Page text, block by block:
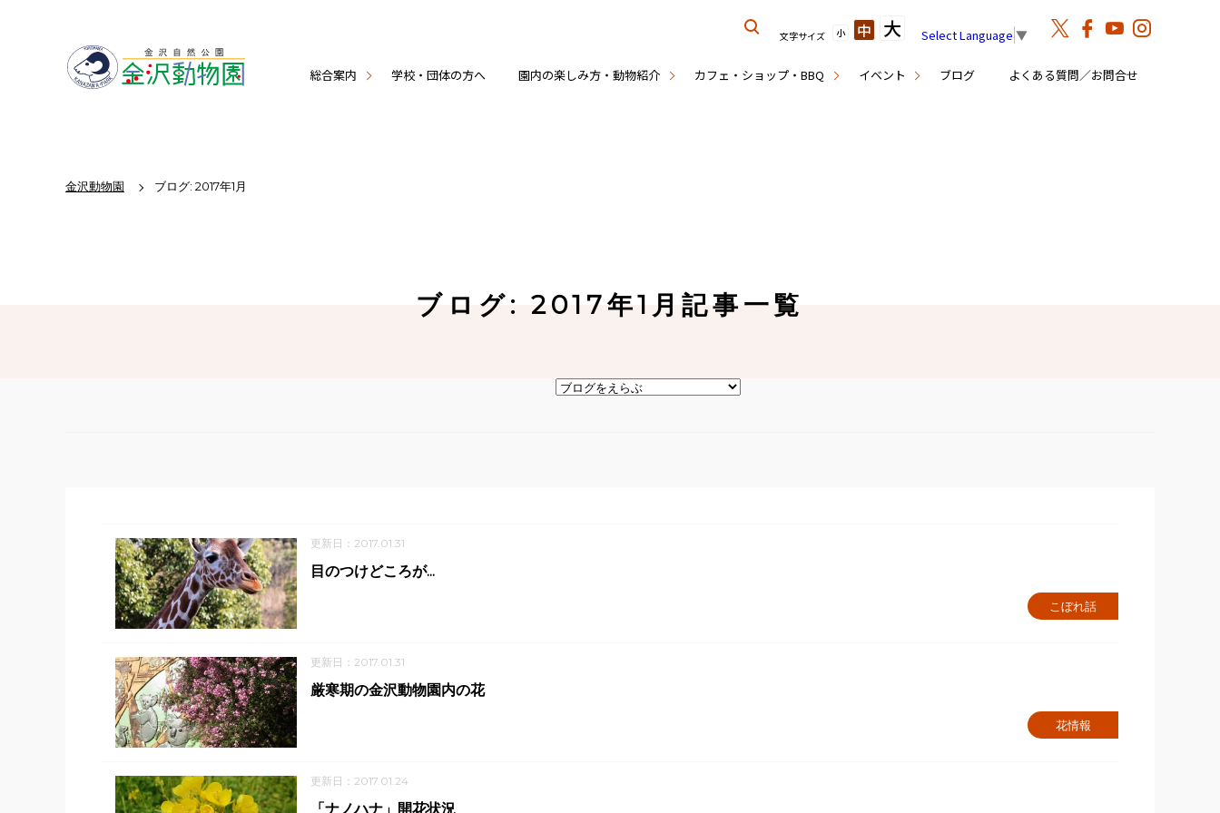
総合案内 学校・団体の方へ 園内の楽しみ方・動物紹介 カフェ・ショップ・BBQ イベント ブログ よくある質問／お問合せ
文字サイズ 小 中 大 Select Language ▼
金沢動物園 ブログ: 2017年1月
ブログ: 2017年1月記事一覧
更新日：2017.01.31
こぼれ話
目のつけどころが...
更新日：2017.01.31
花情報
厳寒期の金沢動物園内の花
更新日：2017.01.24
「ナノハナ」開花状況